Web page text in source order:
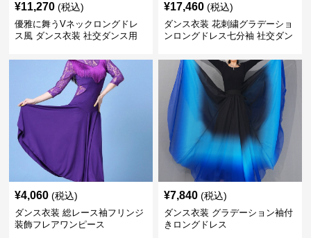
¥11,270 (税込)
優雅に舞うVネックロングドレ
ス風 ダンス衣装 社交ダンス用
¥17,460 (税込)
ダンス衣装 花刺繍グラデーショ
ンロングドレス七分袖 社交ダン
¥4,060 (税込)
ダンス衣装 総レース袖フリンジ
装飾フレアワンピース
¥7,840 (税込)
ダンス衣装 グラデーション袖付
きロングドレス